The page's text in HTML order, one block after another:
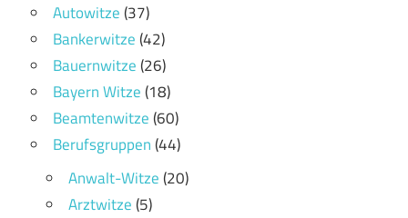
Autowitze(37)
Bankerwitze(42)
Bauernwitze(26)
Bayern Witze(18)
Beamtenwitze(60)
Berufsgruppen(44)
Anwalt-Witze(20)
Arztwitze(5)